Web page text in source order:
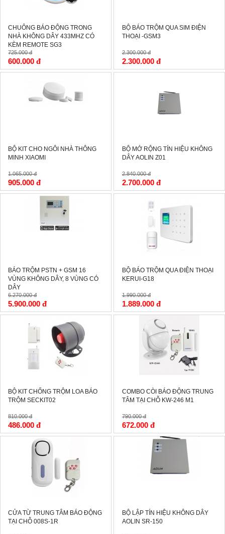
CHUÔNG BÁO ĐỘNG TRONG
NHÀ KHÔNG DÂY 433MHZ CÓ
KÈM REMOTE SG3
725.000 đ
600.000 đ
BỘ BÁO TRỘM QUA SIM ĐIỆN
THOẠI -GSM3
2.300.000 đ
2.300.000 đ
BỘ KIT CHO NGÔI NHÀ THÔNG
MINH XIAOMI
1.065.000 đ
905.000 đ
BỘ MỞ RỘNG TÍN HIỆU KHÔNG
DÂY AOLIN Z01
2.840.000 đ
2.700.000 đ
BÁO TRỘM PSTN + GSM 16
VÙNG KHÔNG DÂY, 8 VÙNG CÓ
DÂY
6.270.000 đ
5.900.000 đ
BỘ BÁO TRỘM QUA ĐIỆN THOẠI
KERUI-G18
1.990.000 đ
1.889.000 đ
BỘ KIT CHỐNG TRỘM LOA BÁO
TRỘM SECKIT02
810.000 đ
486.000 đ
COMBO CÒI BÁO ĐỘNG TRUNG
TÂM TẠI CHỖ KW-246 M1
790.000 đ
672.000 đ
CỬA TỪ TRUNG TÂM BÁO ĐỘNG
TẠI CHỖ 008S-1R
BỘ LẬP TÍN HIỆU KHÔNG DÂY
AOLIN SR-150